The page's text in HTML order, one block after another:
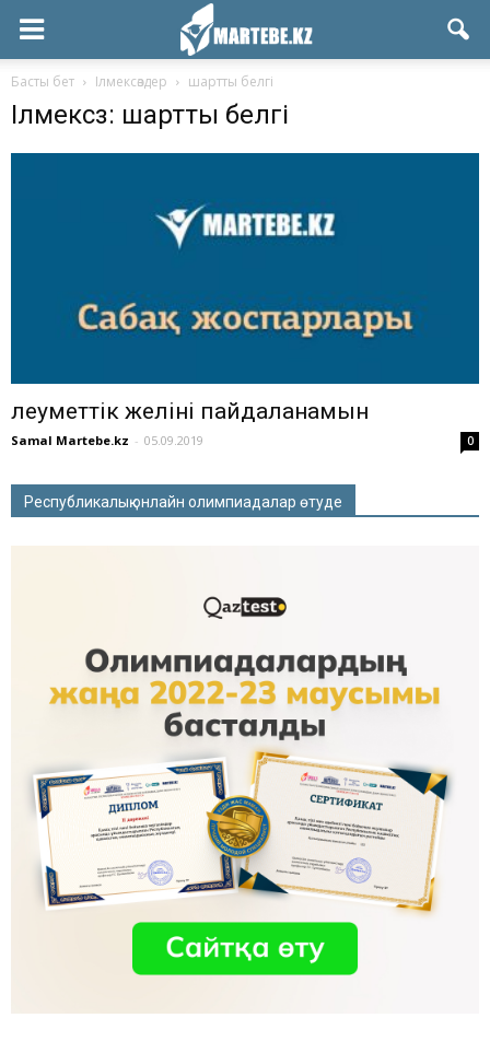
Басты бет Ілмексөздер шартты белгі
Ілмексөз: шартты белгі
Әлeумeттiк жeлiнi пaйдaлaнaмын
Samal Martebe.kz - 05.09.2019 0
Республикалық онлайн олимпиадалар өтуде